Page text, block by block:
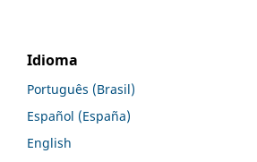
Idioma
Português (Brasil)
Español (España)
English